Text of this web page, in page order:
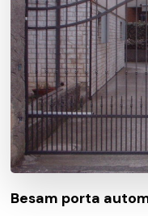
Besam porta